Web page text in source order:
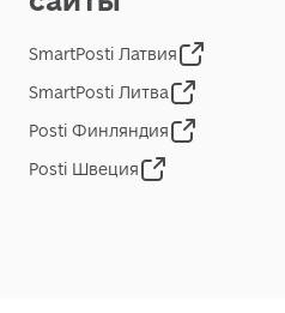
SmartPosti Латвия
SmartPosti Литва
Posti Финляндия
Posti Швеция